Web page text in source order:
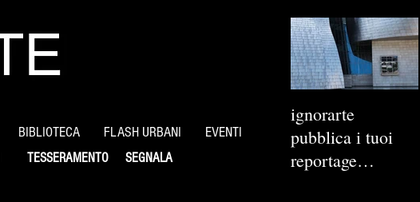
BIBLIOTECA FLASH URBANI EVENTI
SEGNALA
TESSERAMENTO
ignorarte
pubblica i tuoi
reportage